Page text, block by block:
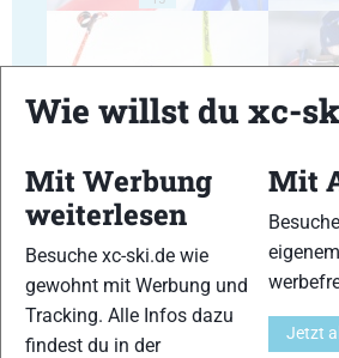
19
Wie willst du xc-
Mit Werbung
weiterlesen
Besuche xc-ski.de wie
gewohnt mit Werbung und
Tracking. Alle Infos dazu
findest du in der
Mit
Jetzt